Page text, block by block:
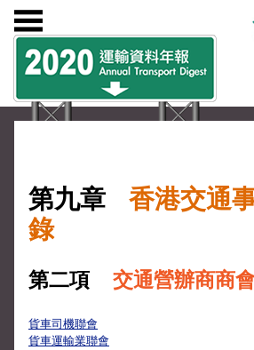
第九章
香港交通
錄
第二項 交通營辦商商
貨車司機聯會
貨車運輸業聯會